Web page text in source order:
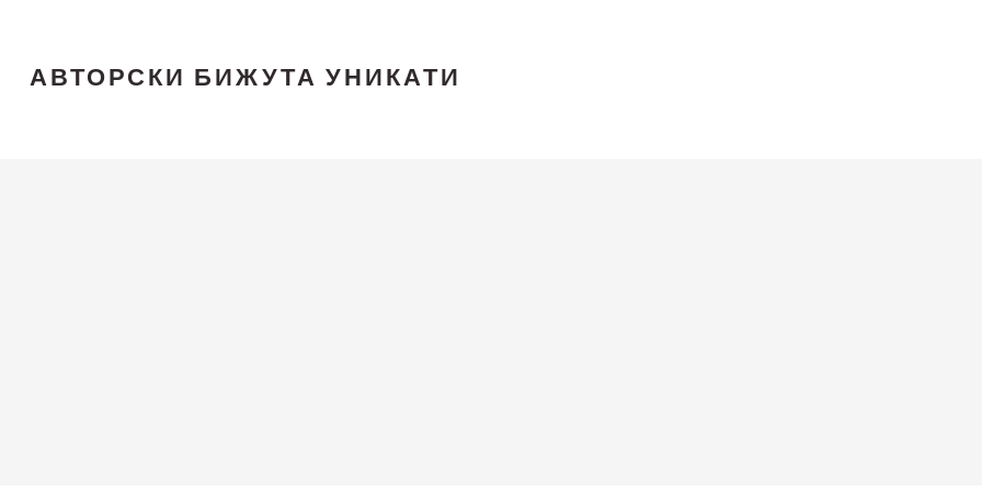
АВТОРСКИ БИЖУТА УНИКАТИ